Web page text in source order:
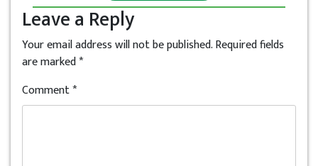
Leave a Reply
Your email address will not be published.Required fields
are marked*
Comment*